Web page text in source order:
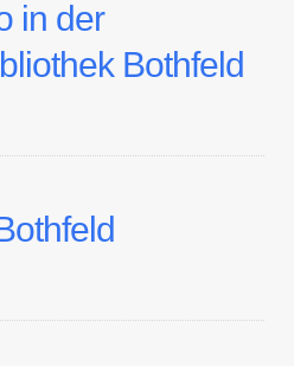
in der
Bothfeld